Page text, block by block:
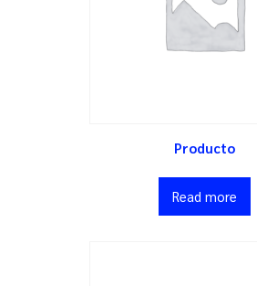
Producto
Read more